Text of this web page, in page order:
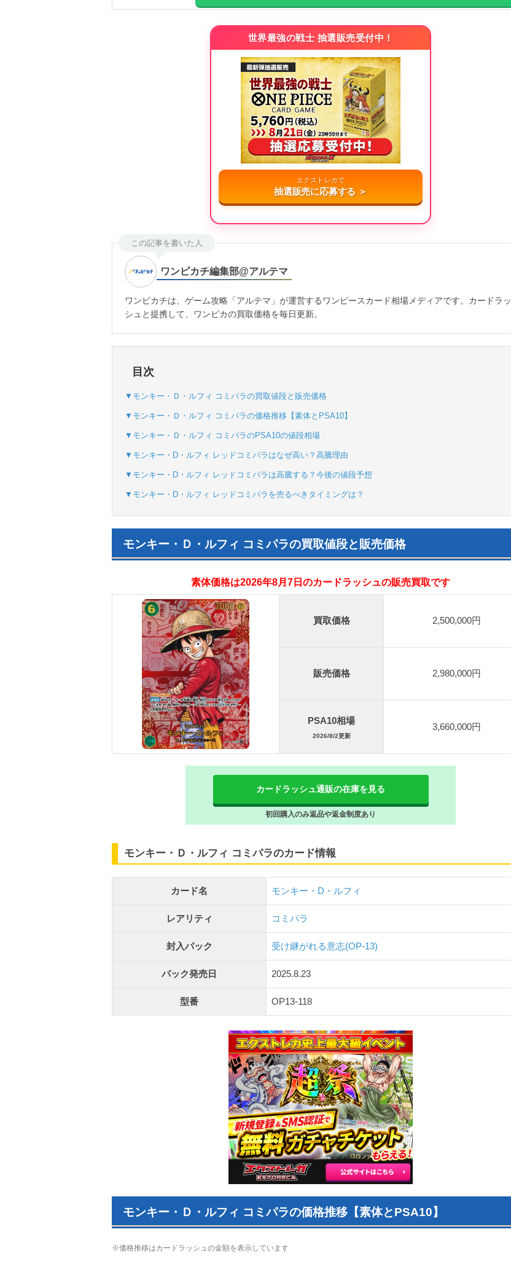
世界最強の戦士 抽選販売受付中！
エクストレカで
抽選販売に応募する ＞
この記事を書いた人
ワンピカチ編集部@アルテマ
ワンピカチは、ゲーム攻略「アルテマ」が運営するワンピースカード相場メディアです。カードラッ
シュと提携して、ワンピカの買取価格を毎日更新。
目次
▼モンキー・Ｄ・ルフィ コミパラの買取値段と販売価格
▼モンキー・Ｄ・ルフィ コミパラの価格推移【素体とPSA10】
▼モンキー・Ｄ・ルフィ コミパラのPSA10の値段相場
▼モンキー・D・ルフィ レッドコミパラはなぜ高い？高騰理由
▼モンキー・D・ルフィ レッドコミパラは高騰する？今後の値段予想
▼モンキー・D・ルフィ レッドコミパラを売るべきタイミングは？
モンキー・Ｄ・ルフィ コミパラの買取値段と販売価格
素体価格は2026年8月7日のカードラッシュの販売買取です
買取価格 2,500,000円
販売価格 2,980,000円
PSA10相場
2026/8/2更新
3,660,000円
カードラッシュ通販の在庫を見る
初回購入のみ返品や返金制度あり
モンキー・Ｄ・ルフィ コミパラのカード情報
カード名 モンキー・D・ルフィ
レアリティ コミパラ
封入パック 受け継がれる意志(OP-13)
パック発売日 2025.8.23
型番 OP13-118
モンキー・Ｄ・ルフィ コミパラの価格推移【素体とPSA10】
※価格推移はカードラッシュの金額を表示しています